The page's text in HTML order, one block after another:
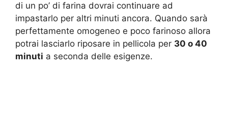
di un po’ di farina dovrai continuare ad
impastarlo per altri minuti ancora. Quando sarà
perfettamente omogeneo e poco farinoso allora
potrai lasciarlo riposare in pellicola per 30 o 40
minuti a seconda delle esigenze.